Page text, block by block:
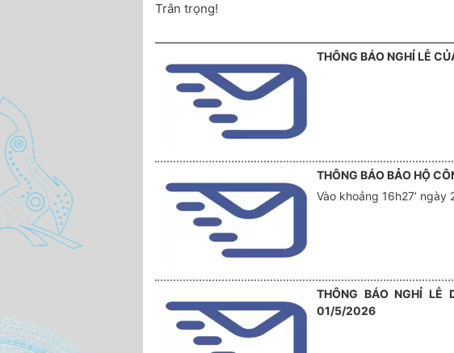
Trân trọng!
THÔNG BÁO NGHỈ LỄ
THÔNG BÁO BẢO HỘ
Vào khoảng 16h27’ ngày
THÔNG BÁO NGHỈ LỄ
01/5/2026